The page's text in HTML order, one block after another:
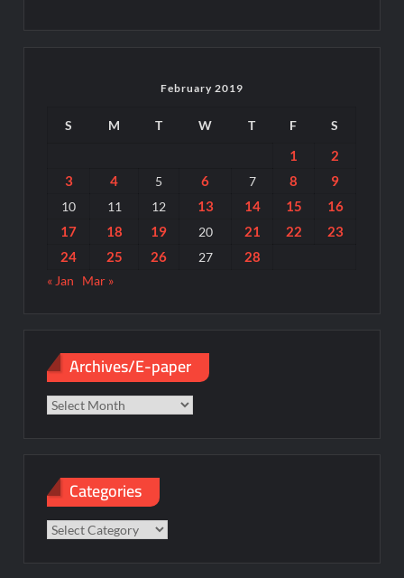
February 2019
S M T W T F S
1
2
3
4 5 6 7 8 9
10 11 12 13 14 15
16
17
18 19 20 21 22
23
24
25 26 27 28
« Jan Mar »
Archives/E-paper
Categories
Categories